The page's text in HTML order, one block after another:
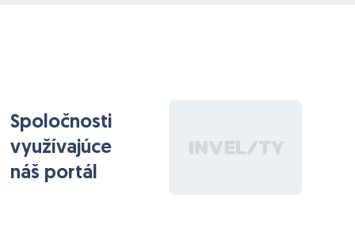
Spoločnosti
využívajúce
náš portál